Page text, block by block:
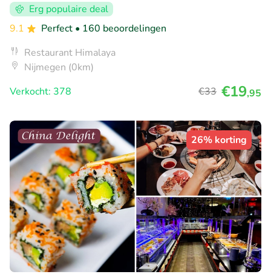
Erg populaire deal
9.1
Perfect • 160 beoordelingen
Restaurant Himalaya
Nijmegen (0km)
Verkocht: 378
€33 €19,95
26% korting